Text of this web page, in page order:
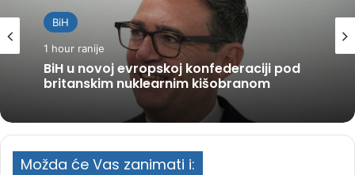
BiH
1 hour ranije
BiH u novoj evropskoj konfederaciji pod
britanskim nuklearnim kišobranom
Možda će Vas zanimati i: